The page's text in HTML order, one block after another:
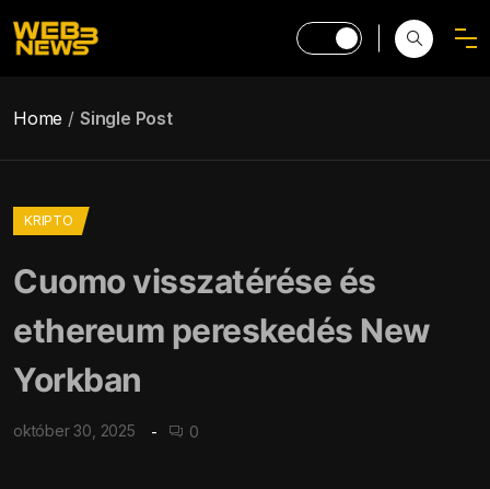
Home Single Post
KRIPTO
Cuomo visszatérése és
ethereum pereskedés New
Yorkban
október 30, 2025 0